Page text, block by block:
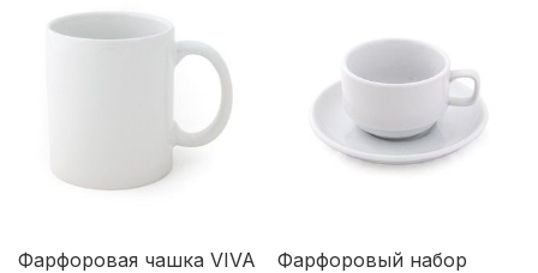
Фарфоровая чашка VIVA
Фарфоровый набор